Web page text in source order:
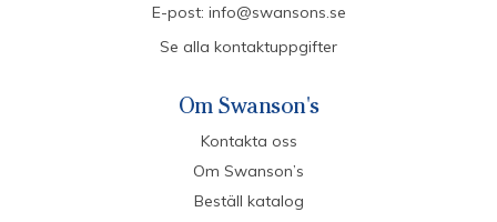
E-post: info@swansons.se
Se alla kontaktuppgifter
Om Swanson's
Kontakta oss
Om Swanson’s
Beställ katalog